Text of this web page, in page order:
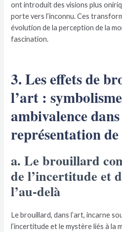
ont introduit des visions plus
porte vers l’inconnu. Ces
évolution de la perception de la
fascination.
3. Les effets de
l’art :
ambivalence
représentation
a. Le brouillard
de l’incertitude et
l’au-delà
Le brouillard, dans l’art, incarne
l’incertitude et le mystère liés à la